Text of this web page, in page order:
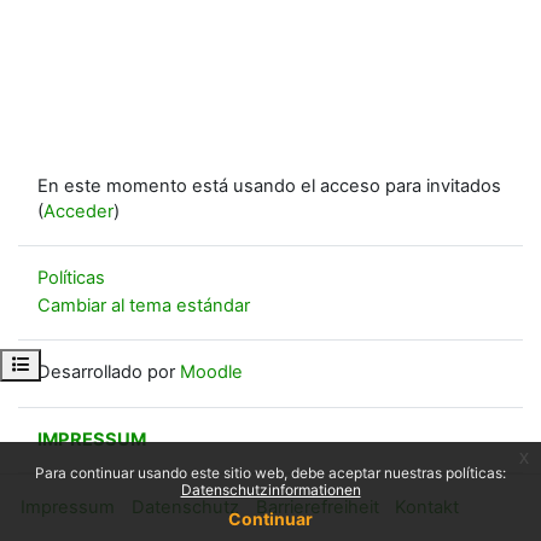
Para continuar usando este sitio web, debe aceptar nuestras políticas:
Datenschutzinformationen
Continuar
Abrir índice del curso
En este momento está usando el acceso para invitados
(Acceder)
Políticas
Cambiar al tema estándar
Desarrollado por Moodle
IMPRESSUM
Impressum Datenschutz Barrierefreiheit Kontakt